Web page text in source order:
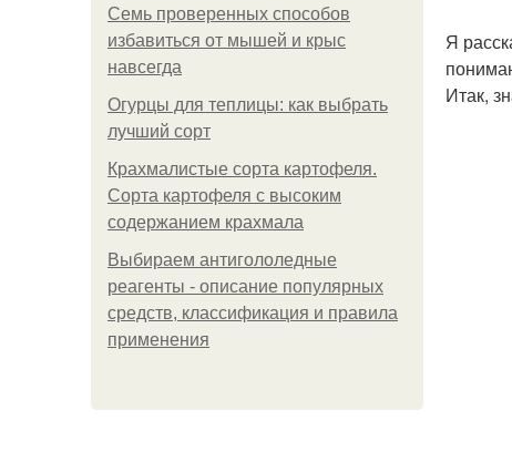
Семь проверенных способов
избавиться от мышей и крыс
навсегда
Огурцы для теплицы: как выбрать
лучший сорт
Крахмалистые сорта картофеля.
Сорта картофеля с высоким
содержанием крахмала
Выбираем антигололедные
реагенты - описание популярных
средств, классификация и правила
применения
Я
Итак,